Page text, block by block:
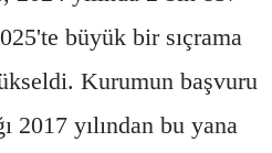
büyük bir sıçrama
Kurumun başvuru
2017 yılından bu yana